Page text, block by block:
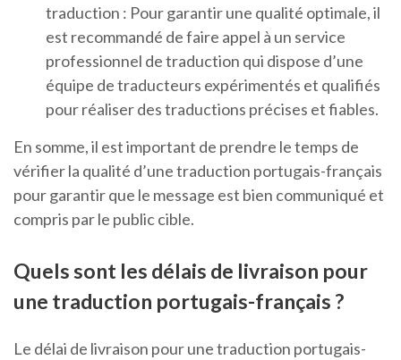
traduction : Pour garantir une qualité optimale, il
est recommandé de faire appel à un service
professionnel de traduction qui dispose d’une
équipe de traducteurs expérimentés et qualifiés
pour réaliser des traductions précises et fiables.
En somme, il est important de prendre le temps de
vérifier la qualité d’une traduction portugais-français
pour garantir que le message est bien communiqué et
compris par le public cible.
Quels sont les délais de livraison pour
une traduction portugais-français ?
Le délai de livraison pour une traduction portugais-